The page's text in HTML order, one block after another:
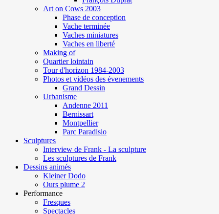
Art on Cows 2003
Phase de conception
Vache terminée
Vaches miniatures
Vaches en liberté
Making of
Quartier lointain
Tour d'horizon 1984-2003
Photos et vidéos des évenements
Grand Dessin
Urbanisme
Andenne 2011
Bernissart
Montpellier
Parc Paradisio
Sculptures
Interview de Frank - La sculpture
Les sculptures de Frank
Dessins animés
Kleiner Dodo
Ours plume 2
Performance
Fresques
Spectacles